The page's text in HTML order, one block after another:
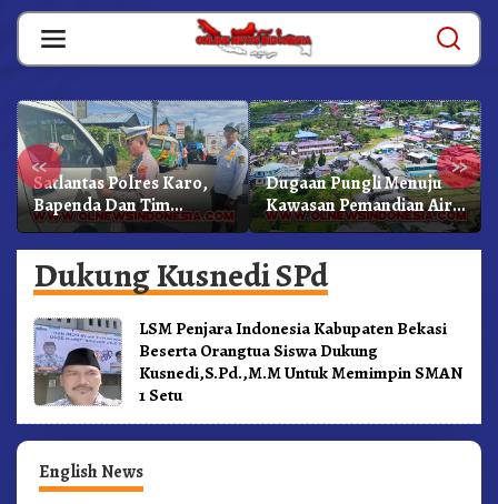
Skip
content
« »
Satlantas Polres Karo,
Bapenda Dan Tim
Lainnya Gelar Oprasi
Sadar Pajak Kenderaan
Dugaan Pungli Menuju
Kawasan Pemandian Air
Panas Semangat Gunung
– Doulu Foto Dan
Videokan!
Dukung Kusnedi SPd
LSM Penjara Indonesia Kabupaten Bekasi
Beserta Orangtua Siswa Dukung
Kusnedi,S.Pd.,M.M Untuk Memimpin SMAN
1 Setu
English News